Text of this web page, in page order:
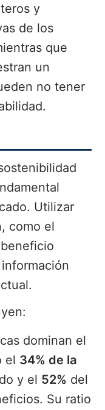
y
de los
que
un
no tener
Utilizar
como el
dominan el
el 34% de la
y el 52% del
Su ratio